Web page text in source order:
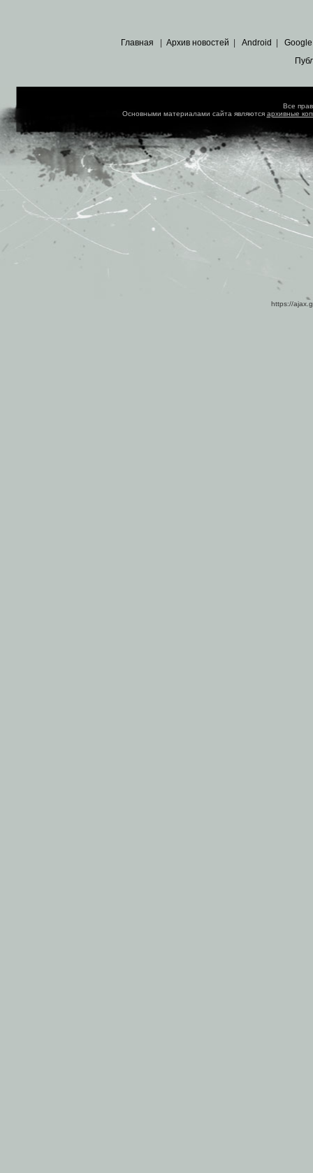
Главная | Архив новостей | Android | Google
Все
Основными материалами сайта являются архивные
https://